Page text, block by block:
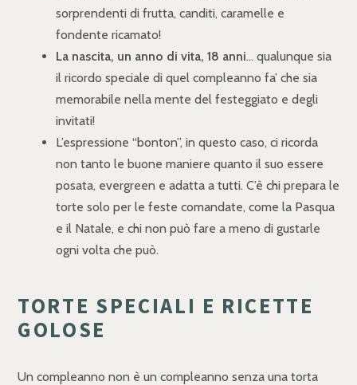
sorprendenti di frutta, canditi, caramelle e
fondente ricamato!
La nascita, un anno di vita, 18 anni… qualunque sia
il ricordo speciale di quel compleanno fa’ che sia
memorabile nella mente del festeggiato e degli
invitati!
L’espressione “bonton”, in questo caso, ci ricorda
non tanto le buone maniere quanto il suo essere
posata, evergreen e adatta a tutti. C’è chi prepara le
torte solo per le feste comandate, come la Pasqua
e il Natale, e chi non può fare a meno di gustarle
ogni volta che può.
TORTE SPECIALI E RICETTE
GOLOSE
Un compleanno non è un compleanno senza una torta